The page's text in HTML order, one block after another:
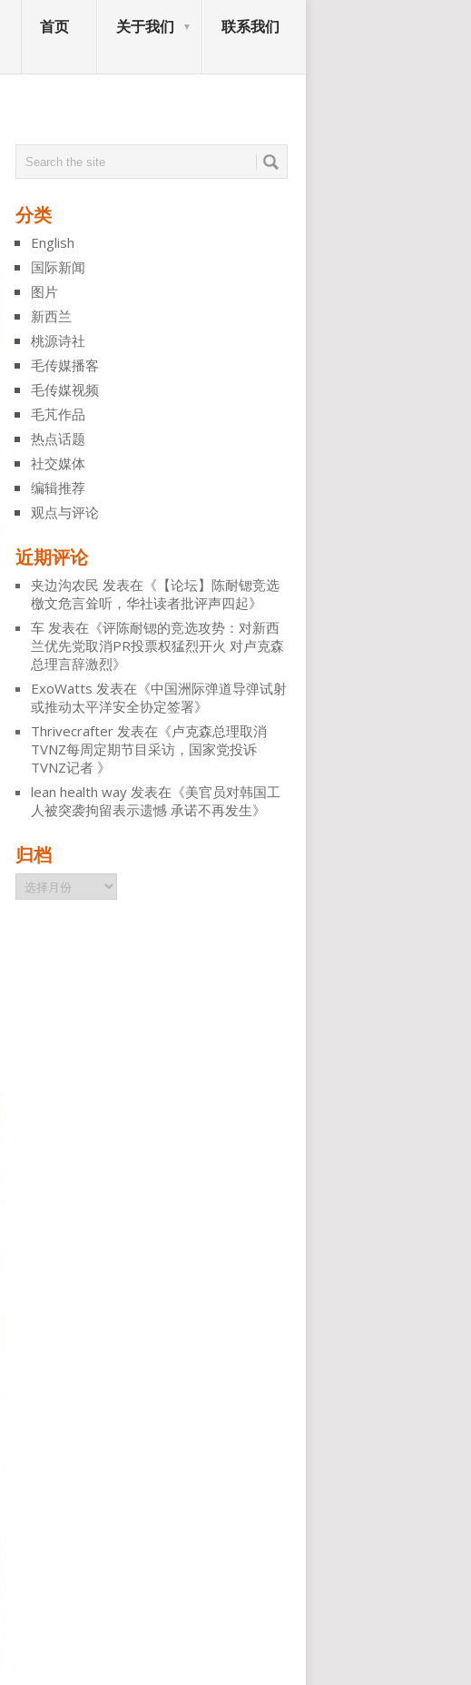
首页 关于我们 联系我们
分类
English
国际新闻
图片
新西兰
桃源诗社
毛传媒播客
毛传媒视频
毛芃作品
热点话题
社交媒体
编辑推荐
观点与评论
近期评论
夹边沟农民 发表在《 【论坛】陈耐锶竞选
檄文危言耸听，华社读者批评声四起》
车 发表在《评陈耐锶的竞选攻势：对新西
兰优先党取消PR投票权猛烈开火 对卢克森
总理言辞激烈》
ExoWatts 发表在《中国洲际弹道导弹试射
或推动太平洋安全协定签署》
Thrivecrafter 发表在《卢克森总理取消
TVNZ每周定期节目采访，国家党投诉
TVNZ记者 》
lean health way 发表在《美官员对韩国工
人被突袭拘留表示遗憾 承诺不再发生》
归档
归
档